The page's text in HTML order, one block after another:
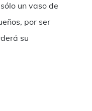
un vaso de
por ser
su